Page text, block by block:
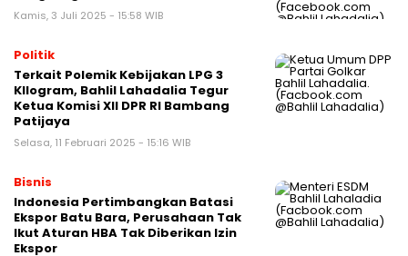
Kamis, 3 Juli 2025 - 15:58 WIB
Politik
Terkait Polemik Kebijakan LPG 3
KIlogram, Bahlil Lahadalia Tegur
Ketua Komisi XII DPR RI Bambang
Patijaya
Selasa, 11 Februari 2025 - 15:16 WIB
Bisnis
Indonesia Pertimbangkan Batasi
Ekspor Batu Bara, Perusahaan Tak
Ikut Aturan HBA Tak Diberikan Izin
Ekspor